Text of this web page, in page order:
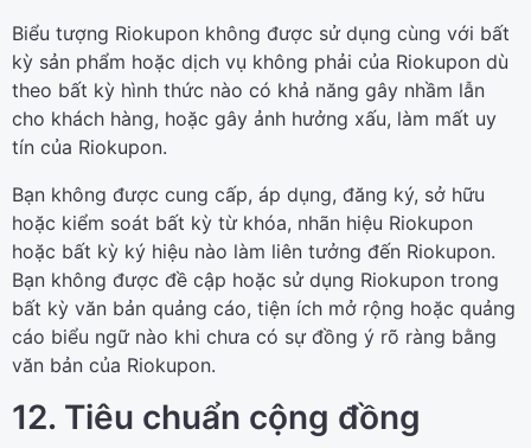
Biểu tượng Riokupon không được sử dụng cùng với bất
kỳ sản phẩm hoặc dịch vụ không phải của Riokupon dù
theo bất kỳ hình thức nào có khả năng gây nhầm lẫn
cho khách hàng, hoặc gây ảnh hưởng xấu, làm mất uy
tín của Riokupon.
Bạn không được cung cấp, áp dụng, đăng ký, sở hữu
hoặc kiểm soát bất kỳ từ khóa, nhãn hiệu Riokupon
hoặc bất kỳ ký hiệu nào làm liên tưởng đến Riokupon.
Bạn không được đề cập hoặc sử dụng Riokupon trong
bất kỳ văn bản quảng cáo, tiện ích mở rộng hoặc quảng
cáo biểu ngữ nào khi chưa có sự đồng ý rõ ràng bằng
văn bản của Riokupon.
12. Tiêu chuẩn cộng đồng